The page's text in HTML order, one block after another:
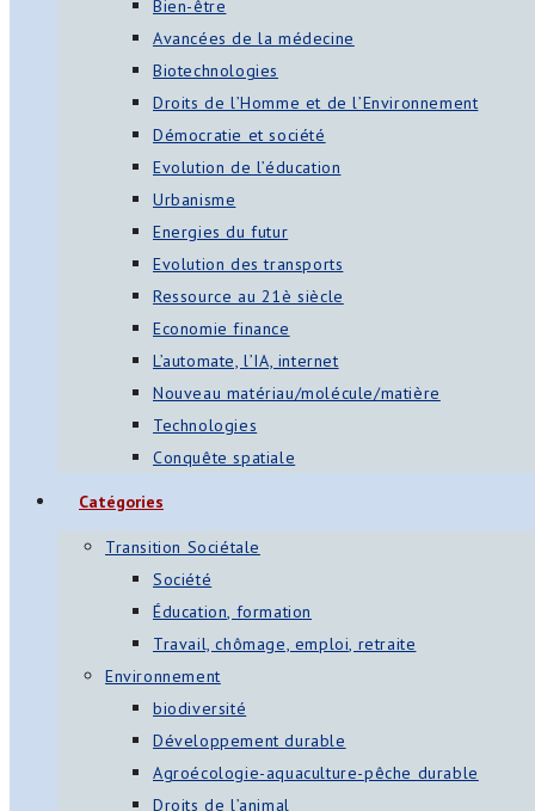
Bien-être
Avancées de la médecine
Biotechnologies
Droits de l’Homme et de l’Environnement
Démocratie et société
Evolution de l’éducation
Urbanisme
Energies du futur
Evolution des transports
Ressource au 21è siècle
Economie finance
L’automate, l’IA, internet
Nouveau matériau/molécule/matière
Technologies
Conquête spatiale
Catégories
Transition Sociétale
Société
Éducation, formation
Travail, chômage, emploi, retraite
Environnement
biodiversité
Développement durable
Agroécologie-aquaculture-pêche durable
Droits de l’animal